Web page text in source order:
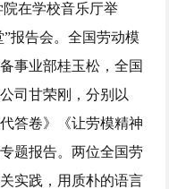
在学校音乐厅举
报告会。全国劳动模
事业部桂玉松，全国
司甘荣刚，分别以
答卷》《让劳模精神
题报告。两位全国劳
实践，用质朴的语言